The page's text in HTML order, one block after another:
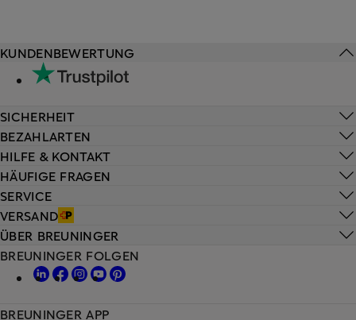
HILFE & KONTAKT
HÄUFIGE FRAGEN
SERVICE
VERSAND
KUNDENBEWERTUNG
SICHERHEIT
BEZAHLARTEN
ÜBER BREUNINGER
BREUNINGER FOLGEN
BREUNINGER APP